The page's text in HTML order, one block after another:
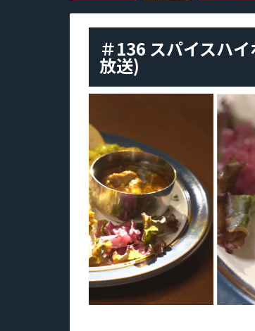
＃136 スパイスハ
放送)